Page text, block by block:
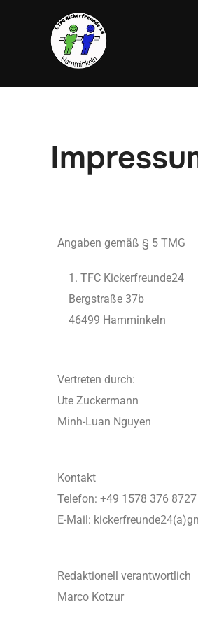
Angaben gemäß § 5 TMG
TFC Kickerfreunde24
Bergstraße 37b
46499 Hamminkeln
Vertreten durch:
Ute Zuckermann
Minh-Luan Nguyen
Kontakt
Telefon: +49 1578 376 8727
E-Mail:
Redaktionell verantwortlich
Marco Kotzur